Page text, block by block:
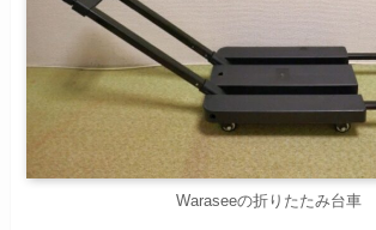
Waraseeの折りたたみ台車